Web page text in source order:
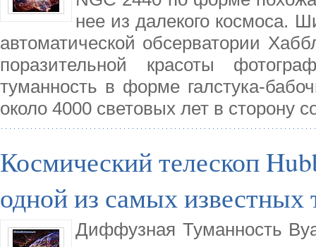
нее из далекого космоса.
автоматической обсерватории
поразительной красоты
туманность в форме галстука-
около 4000 световых лет в сторону
Космический телескоп
одной из самых известных
Диффузная Туманность